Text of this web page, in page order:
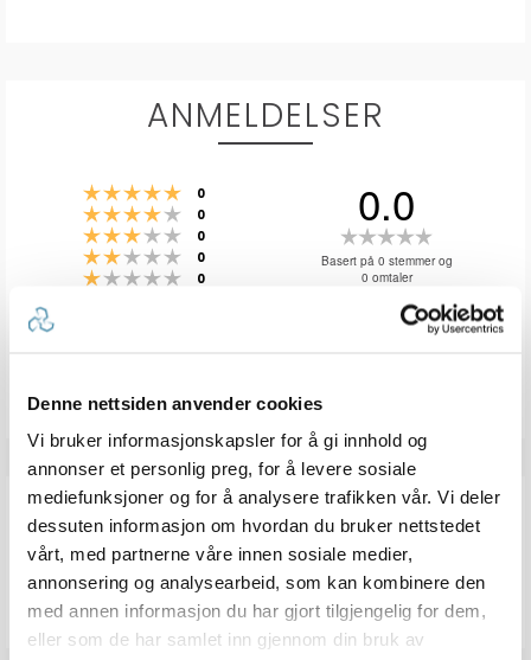
Denne nettsiden anvender cookies
Vi bruker informasjonskapsler for å gi innhold og
annonser et personlig preg, for å levere sosiale
mediefunksjoner og for å analysere trafikken vår. Vi deler
dessuten informasjon om hvordan du bruker nettstedet
vårt, med partnerne våre innen sosiale medier,
annonsering og analysearbeid, som kan kombinere den
med annen informasjon du har gjort tilgjengelig for dem,
eller som de har samlet inn gjennom din bruk av
ANMELDELSER
Karakter: 5 av 5 mulige
0
Karakter: 4 av 5 mulige
0
Karakter: 3 av 5 mulige
0
Karakter: 2 av 5 mulige
0
Karakter: 1 av 5 mulige
0
0.0
0.0
5
mulige
Basert på 0 stemmer og
0 omtaler
Q & A
Send spørsmålet ditt